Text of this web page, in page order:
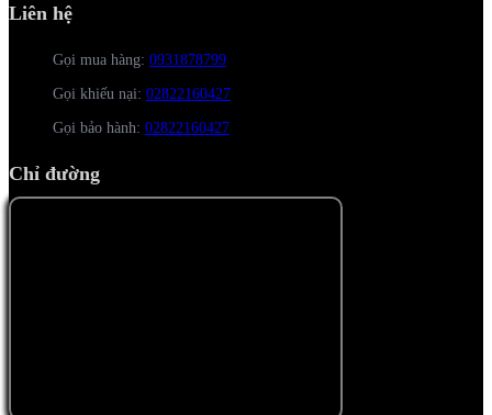
Liên hệ
Gọi mua hàng: 0931878799
Gọi khiếu nại: 02822160427
Gọi bảo hành: 02822160427
Chỉ đường